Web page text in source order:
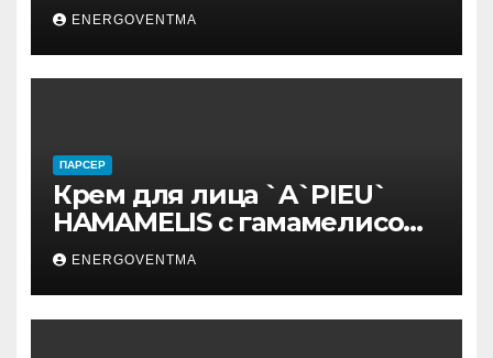
ENERGOVENTMA
ПАРСЕР
Крем для лица `A`PIEU`
HAMAMELIS с гамамелисом
50 мл
ENERGOVENTMA